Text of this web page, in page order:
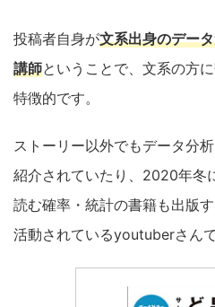
投稿者自身が文系出身のデー
講師ということで、文系の方
特徴的です。
ストーリー以外でもデータ分
紹介されていたり、2020年冬
読む確率・統計の書籍も出版
活動されているyoutuberさんで